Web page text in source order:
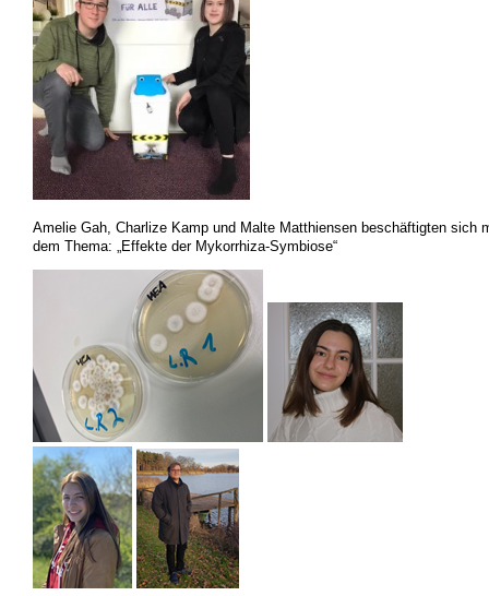
Amelie Gah, Charlize Kamp und Malte Matthiensen beschäftigten sich
dem Thema: „Effekte der Mykorrhiza-Symbiose“